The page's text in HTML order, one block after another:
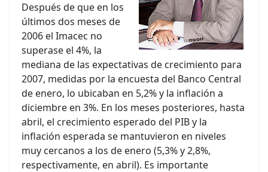
Después de que en los
últimos dos meses de
2006 el Imacec no
superase el 4%, la
mediana de las expectativas de crecimiento para
2007, medidas por la encuesta del Banco Central
de enero, lo ubicaban en 5,2% y la inflación a
diciembre en 3%. En los meses posteriores, hasta
abril, el crecimiento esperado del PIB y la
inflación esperada se mantuvieron en niveles
muy cercanos a los de enero (5,3% y 2,8%,
respectivamente, en abril). Es importante